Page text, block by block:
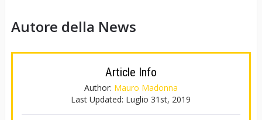
Autore della News
Article Info
Author: Mauro Madonna
Last Updated: Luglio 31st, 2019